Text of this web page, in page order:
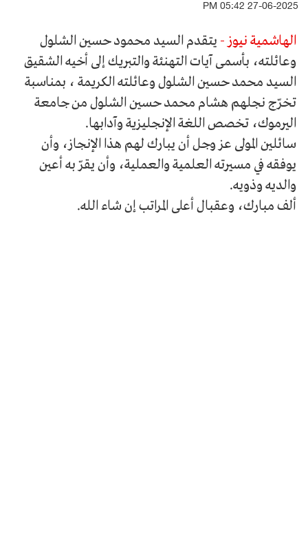
27-06-2025 05:42 PM
الهاشمية نيوز - يتقدم السيد محمود حسين الشلول
وعائلته، بأسمى آيات التهنئة والتبريك إلى أخيه الشقيق
السيد محمد حسين الشلول وعائلته الكريمة ، بمناسبة
تخرّج نجلهم هشام محمد حسين الشلول من جامعة
اليرموك، تخصص اللغة الإنجليزية وآدابها.
سائلين المولى عز وجل أن يبارك لهم هذا الإنجاز، وأن
يوفقه في مسيرته العلمية والعملية، وأن يقرّ به أعين
والديه وذويه.
ألف مبارك، وعقبال أعلى المراتب إن شاء الله.